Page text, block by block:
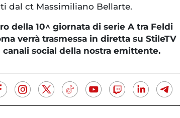
dal ct Massimiliano Bellarte.
della 10^ giornata di serie A tra Feldi
verrà trasmessa in diretta su StileTV
canali social della nostra emittente.